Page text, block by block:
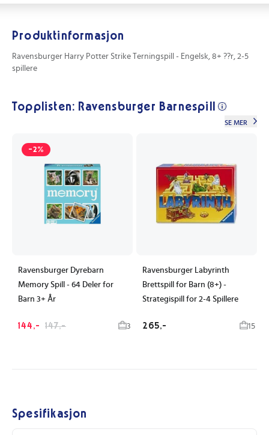
Produktinformasjon
Ravensburger Harry Potter Strike Terningspill - Engelsk, 8+ ??r, 2-5
spillere
Topplisten: Ravensburger Barnespill
SE MER
-2%
Ravensburger Dyrebarn
Memory Spill - 64 Deler for
Barn 3+ År
144,- 147,- 3
Ravensburger Labyrinth
Brettspill for Barn (8+) -
Strategispill for 2-4 Spillere
265,- 15
Spesifikasjon